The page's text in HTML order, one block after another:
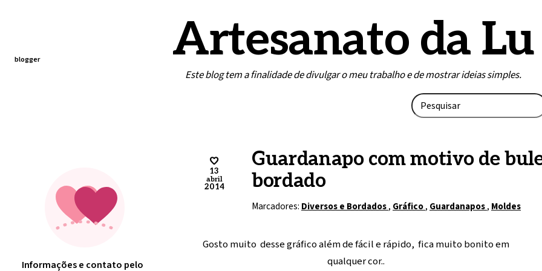
blogger Artesanato da Lu
Este blog tem a finalidade de divulgar o meu trabalho e de mostrar ideias simples.
Informações e contato pelo
Guardanapo com motivo de
bordado
Marcadores: Diversos e Bordados, Gráfico, Guardanapos, Moldes
13
abril
2014
Gosto muito desse gráfico além de fácil e rápido, fica muito bonito em
qualquer cor..